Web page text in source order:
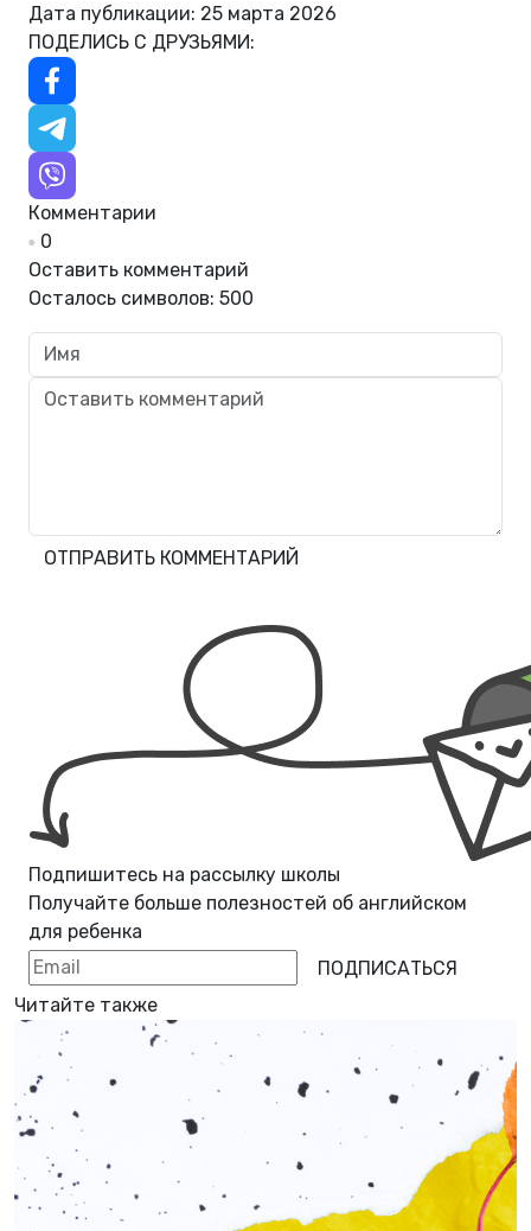
Дата публикации: 25 марта 2026
ПОДЕЛИСЬ С ДРУЗЬЯМИ:
Комментарии
0
Оставить комментарий
Осталось символов: 500
ОТПРАВИТЬ КОММЕНТАРИЙ
Подпишитесь на рассылку школы
Получайте больше полезностей об английском
для ребенка
ПОДПИСАТЬСЯ
Читайте также